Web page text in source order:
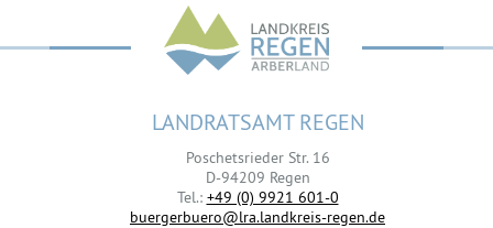
LANDRATSAMT REGEN
Poschetsrieder Str. 16
D-94209 Regen
Tel.: +49 (0) 9921 601-0
buergerbuero@lra.landkreis-regen.de